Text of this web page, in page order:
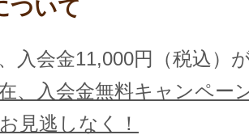
ついて
入会金11,000円（税込）
、入会金無料キャンペー
見逃しなく！